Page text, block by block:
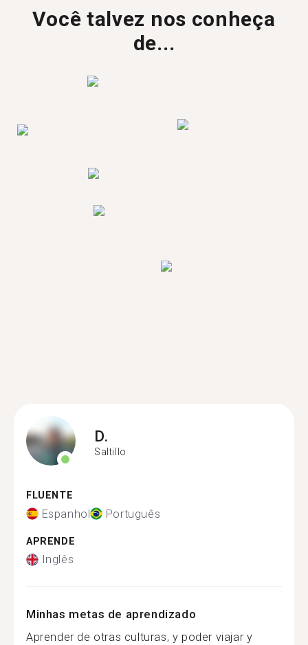
Você talvez nos conheça
de...
D.
Saltillo
FLUENTE
Espanhol Português
APRENDE
Inglês
Minhas metas de aprendizado
Aprender de otras culturas, y poder viajar y